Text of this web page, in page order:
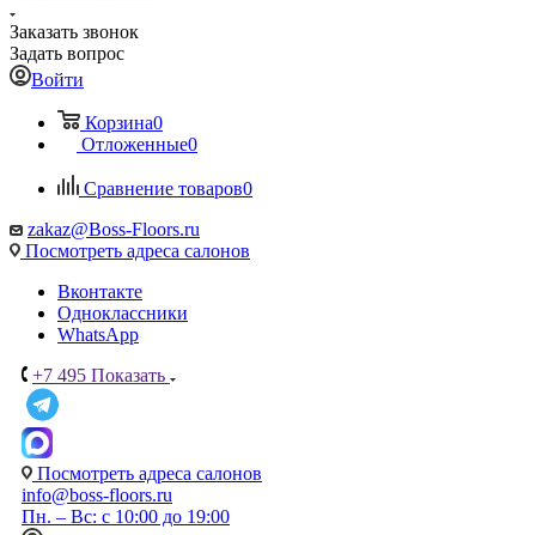
Заказать звонок
Задать вопрос
Войти
Корзина0
Отложенные0
Сравнение товаров0
zakaz@Boss-Floors.ru
Посмотреть адреса салонов
Вконтакте
Одноклассники
WhatsApp
+7 495 Показать
Посмотреть адреса салонов
info@boss-floors.ru
Пн. – Вс: с 10:00 до 19:00